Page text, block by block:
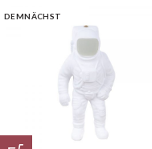
DEMNÄCHST